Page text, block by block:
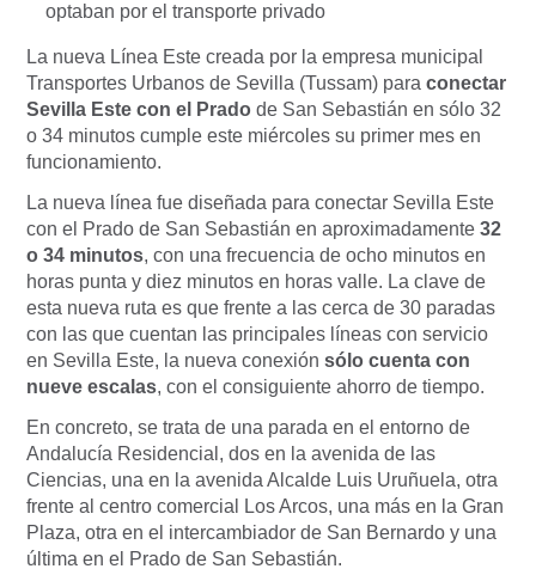
optaban por el transporte privado
La nueva Línea Este creada por la empresa municipal
Transportes Urbanos de Sevilla (Tussam) para conectar
Sevilla Este con el Prado de San Sebastián en sólo 32
o 34 minutos cumple este miércoles su primer mes en
funcionamiento.
La nueva línea fue diseñada para conectar Sevilla Este
con el Prado de San Sebastián en aproximadamente 32
o 34 minutos, con una frecuencia de ocho minutos en
horas punta y diez minutos en horas valle. La clave de
esta nueva ruta es que frente a las cerca de 30 paradas
con las que cuentan las principales líneas con servicio
en Sevilla Este, la nueva conexión sólo cuenta con
nueve escalas, con el consiguiente ahorro de tiempo.
En concreto, se trata de una parada en el entorno de
Andalucía Residencial, dos en la avenida de las
Ciencias, una en la avenida Alcalde Luis Uruñuela, otra
frente al centro comercial Los Arcos, una más en la Gran
Plaza, otra en el intercambiador de San Bernardo y una
última en el Prado de San Sebastián.